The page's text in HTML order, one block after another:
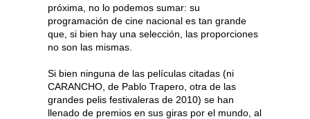
próxima, no lo podemos sumar: su
programación de cine nacional es tan grande
que, si bien hay una selección, las proporciones
no son las mismas.
Si bien ninguna de las películas citadas (ni
CARANCHO, de Pablo Trapero, otra de las
grandes pelis festivaleras de 2010) se han
llenado de premios en sus giras por el mundo, al